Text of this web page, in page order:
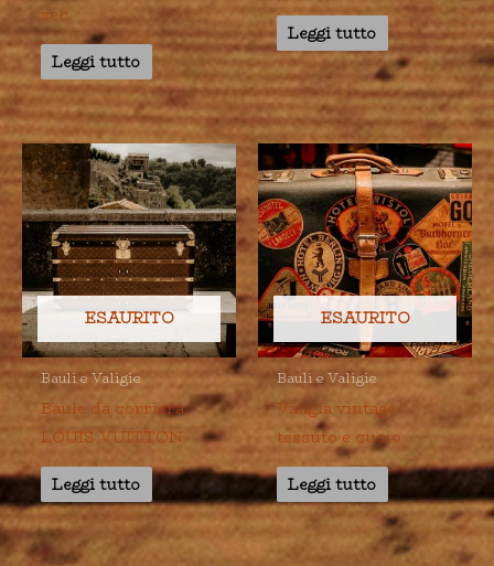
sec
Leggi tutto
Leggi tutto
ESAURITO
Bauli e Valigie
Baule da corriera
LOUIS VUITTON
Leggi tutto
ESAURITO
Bauli e Valigie
Valigia vintage
tessuto e cuoio
Leggi tutto